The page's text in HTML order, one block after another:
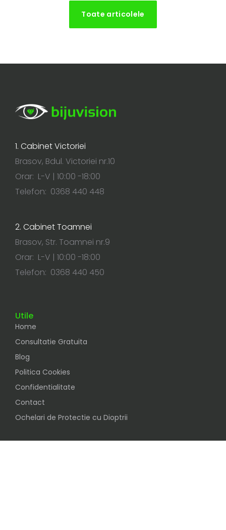
Toate articolele
1. Cabinet Victoriei
Brasov, Bdul. Victoriei nr.10
Orar: L-V | 10:00 -18:00
Telefon: 0368 440 448
2. Cabinet Toamnei
Brasov, Str. Toamnei nr.9
Orar: L-V | 10:00 -18:00
Telefon: 0368 440 450
Utile
Home
Consultatie Gratuita
Blog
Politica Cookies
Confidentialitate
Contact
Ochelari de Protectie cu Dioptrii